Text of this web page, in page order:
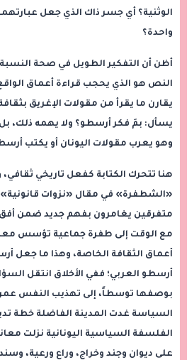
الوثنية؟ أي جسر ذاك الذي جعل
واحدة؟
أظن أن التفكير الطويل في صحة النسبة
النص هو الذي يحجب قراءة أعماق الواقع
يقارن ما يقرأ من مقولات الإغريق بثقافة
يسأل: بمَ فكر أرسطو؟ ولا يهمه ذلك،
وهو يعرب مقولات اليونان أو يكتب
هنا تتحرك الكتابة كفعل تاريخي
«الشطفرة» في مقال «نزوات
متفرقين يغامرون بفهم جديد ضمن أفق
مع الوقت إلى طفرة جماعية تؤسس
أعماق الثقافة الخاصة، وهذا ما جعل
أرسطو العربي؛ ففي الأخلاق انتقل
بوصفها توسطاً، إلى تهذيب النفس
السياسة غدت المدينة الفاضلة خطة
الفلسفة السياسية اليونانية نزلت
على ديوان وجند وخراج، وراع ورعية،